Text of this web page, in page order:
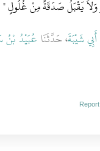
وَلاَ يَقْبَلُ صَدَقَةً مِنْ غُلُولٍ ‏"
شَيْبَةَ، حَدَّثَنَا عُبَيْدُ بْنُ